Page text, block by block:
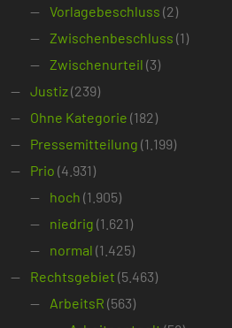
Vorlagebeschluss (2)
Zwischenbeschluss (1)
Zwischenurteil (3)
Justiz(239)
Ohne Kategorie (182)
Pressemitteilung (1.199)
Prio (4.931)
hoch (1.905)
niedrig (1.621)
normal (1.425)
Rechtsgebiet (5.463)
ArbeitsR (563)